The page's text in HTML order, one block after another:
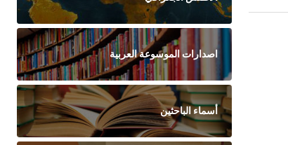
اصدارات الموسوعة العربية
أسماء الباحثين